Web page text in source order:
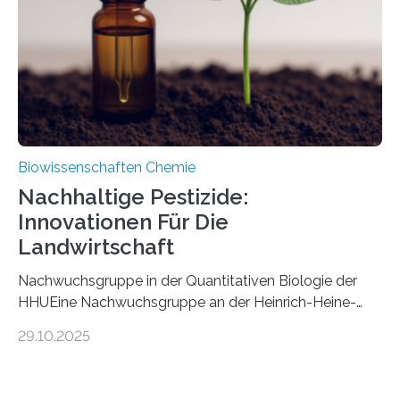
stellt gleichzeitig den ersten Fossilfund einer
Mückenlarve aus dem Mesozoikum dar, denn…
Biowissenschaften Chemie
Nachhaltige Pestizide:
Innovationen Für Die
Landwirtschaft
Nachwuchsgruppe in der Quantitativen Biologie der
HHUEine Nachwuchsgruppe an der Heinrich-Heine-
fünf Jahren erforschen, wie Bakterien auf
29.10.2025